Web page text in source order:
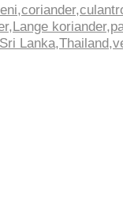
,coriander,
,Lange koriander,
Sri Lanka,Thailand,